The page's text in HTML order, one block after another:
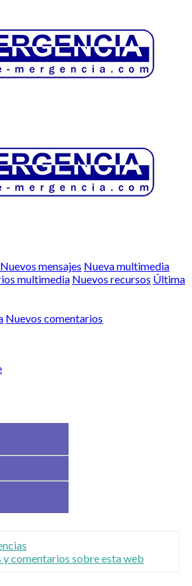
Nuevos mensajes Nueva multimedia
multimedia Nuevos recursos Última
Nuevos comentarios
y comentarios sobre esta web